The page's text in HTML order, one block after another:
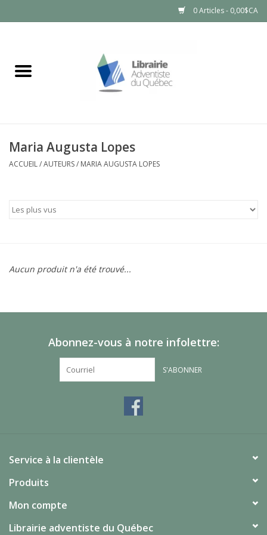
0 Articles - 0,00$CA
Maria Augusta Lopes
ACCUEIL/AUTEURS/ MARIA AUGUSTA LOPES
Aucun produit n'a été trouvé...
Abonnez-vous à notre infolettre:
S'ABONNER
Service à la clientèle
Produits
Mon compte
Librairie adventiste du Québec